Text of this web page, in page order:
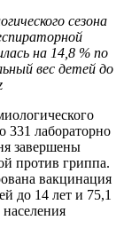
сезона
на 14,8 % по
вес детей до
331 лабораторно
завершены
против гриппа.
вакцинация
до 14 лет и 75,1